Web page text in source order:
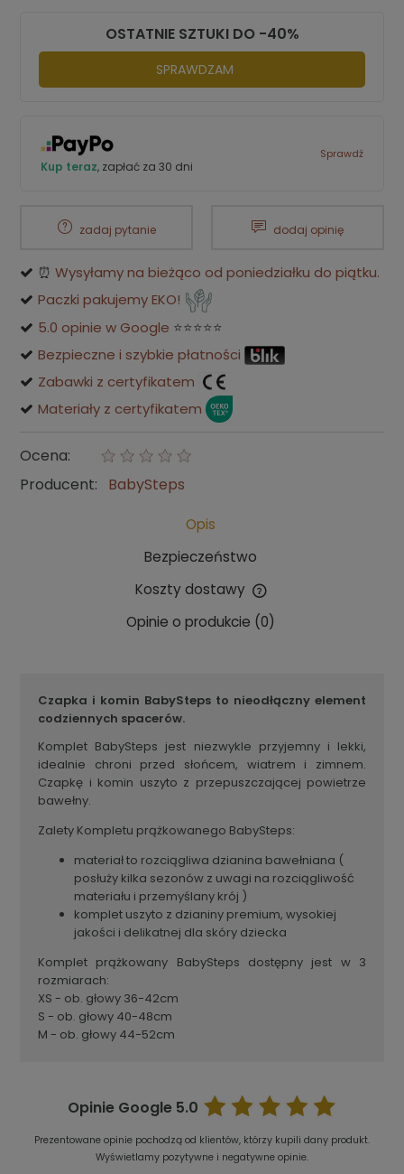
OSTATNIE SZTUKI DO -40%
SPRAWDZAM
Kup teraz, zapłać za 30 dni
Sprawdź
zadaj pytanie dodaj opinię
⏰ Wysyłamy na bieżąco od poniedziałku do piątku.
Paczki pakujemy EKO!
5.0 opinie w Google ⭐⭐⭐⭐⭐
Bezpieczne i szybkie płatności
Zabawki z certyfikatem
Materiały z certyfikatem
Ocena:
Producent:
BabySteps
Opis
Bezpieczeństwo
Koszty dostawy
Cena nie zawiera ewentualnych kosztów płatności
Opinie o produkcie (0)
Czapka i komin BabySteps to nieodłączny element
codziennych spacerów.
Komplet BabySteps jest niezwykle przyjemny i lekki,
idealnie chroni przed słońcem, wiatrem i zimnem.
Czapkę i komin uszyto z przepuszczającej powietrze
bawełny.
Zalety Kompletu prążkowanego BabySteps:
materiał to rozciągliwa dzianina bawełniana (
posłuży kilka sezonów z uwagi na rozciągliwość
materiału i przemyślany krój )
komplet uszyto z dzianiny premium, wysokiej
jakości i delikatnej dla skóry dziecka
Komplet prążkowany BabySteps dostępny jest w 3
rozmiarach:
XS - ob. głowy 36-42cm
S - ob. głowy 40-48cm
M - ob. głowy 44-52cm
Opinie Google5.0
Prezentowane opinie pochodzą od klientów, którzy kupili dany produkt.
Wyświetlamy pozytywne i negatywne opinie.